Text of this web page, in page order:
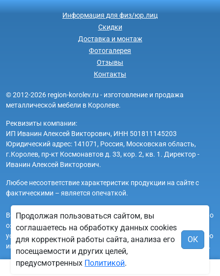
Информация для физ/юр.лиц
Скидки
Доставка и монтаж
Фотогалерея
Отзывы
Контакты
© 2012-2026 region-korolev.ru - изготовление и продажа
металлической мебели в Королеве.
Реквизиты компании:
ИП Иванин Алексей Викторович, ИНН 501811145203
Юридический адрес: 141071, Россия, Московская область,
г.Королев, пр-кт Космонавтов д. 33, кор. 2, кв. 1. Директор -
Иванин Алексей Викторович.
Любое несоответствие характеристик продукции на сайте с
фактическими – является опечаткой.
Вся информация на сайте region-korolev.ru носит исключительно
ознакомительный и справочный характер и ни при каких
условиях не является публичной офертой. Всю дополнительную
информацию можно узнать по телефонам указанным на сайте.
Продолжая пользоваться сайтом, вы
соглашаетесь на обработку данных cookies
для корректной работы сайта, анализа его
посещаемости и других целей,
предусмотренных Политикой.
ОК